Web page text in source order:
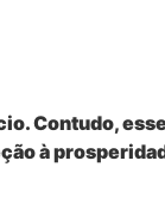
Contudo,
à